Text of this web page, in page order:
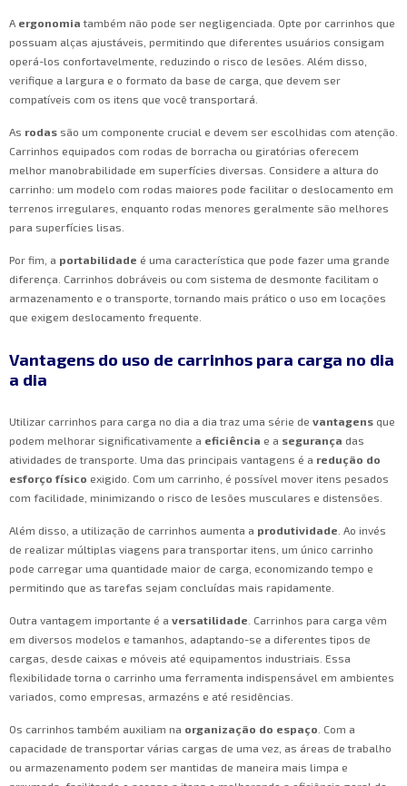
A ergonomia também não pode ser negligenciada. Opte por carrinhos que
possuam alças ajustáveis, permitindo que diferentes usuários consigam
operá-los confortavelmente, reduzindo o risco de lesões. Além disso,
verifique a largura e o formato da base de carga, que devem ser
compatíveis com os itens que você transportará.
As rodas são um componente crucial e devem ser escolhidas com atenção.
Carrinhos equipados com rodas de borracha ou giratórias oferecem
melhor manobrabilidade em superfícies diversas. Considere a altura do
carrinho: um modelo com rodas maiores pode facilitar o deslocamento em
terrenos irregulares, enquanto rodas menores geralmente são melhores
para superfícies lisas.
Por fim, a portabilidade é uma característica que pode fazer uma grande
diferença. Carrinhos dobráveis ou com sistema de desmonte facilitam o
armazenamento e o transporte, tornando mais prático o uso em locações
que exigem deslocamento frequente.
Vantagens do uso de carrinhos para carga no dia
a dia
Utilizar carrinhos para carga no dia a dia traz uma série de vantagens que
podem melhorar significativamente a eficiência e a segurança das
atividades de transporte. Uma das principais vantagens é a redução do
esforço físico exigido. Com um carrinho, é possível mover itens pesados
com facilidade, minimizando o risco de lesões musculares e distensões.
Além disso, a utilização de carrinhos aumenta a produtividade . Ao invés
de realizar múltiplas viagens para transportar itens, um único carrinho
pode carregar uma quantidade maior de carga, economizando tempo e
permitindo que as tarefas sejam concluídas mais rapidamente.
Outra vantagem importante é a versatilidade . Carrinhos para carga vêm
em diversos modelos e tamanhos, adaptando-se a diferentes tipos de
cargas, desde caixas e móveis até equipamentos industriais. Essa
flexibilidade torna o carrinho uma ferramenta indispensável em ambientes
variados, como empresas, armazéns e até residências.
Os carrinhos também auxiliam na organização do espaço . Com a
capacidade de transportar várias cargas de uma vez, as áreas de trabalho
ou armazenamento podem ser mantidas de maneira mais limpa e